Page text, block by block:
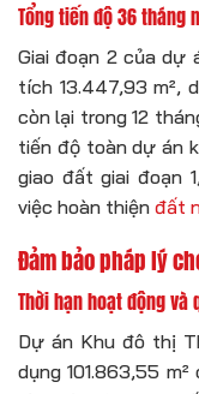
Tổng tiến độ 36 tháng
Giai đoạn 2 của dự
tích 13.447,93 m²,
còn lại trong 12
tiến độ toàn dự án
giao đất giai đoạn
việc hoàn thiện đất
Đảm bảo pháp lý
Thời hạn hoạt động và
Dự án Khu đô thị
dụng 101.863,55